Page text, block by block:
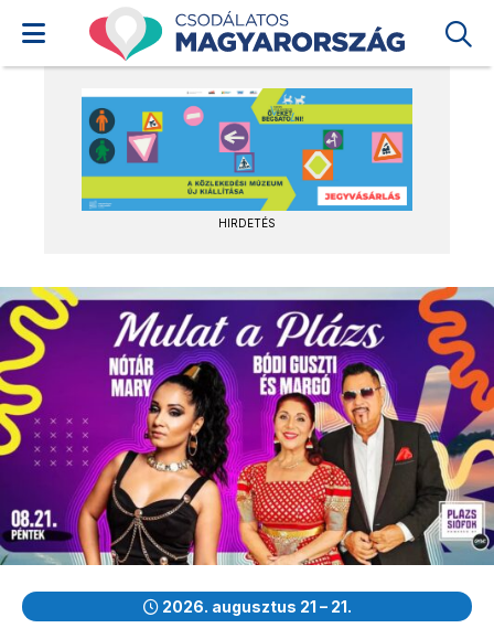
HIRDETÉS
2026. augusztus 21 – 21.